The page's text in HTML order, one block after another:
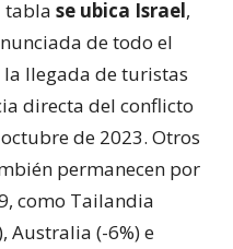
tabla se ubica Israel,
de todo el
llegada de turistas
directa del conflicto
de 2023. Otros
permanecen por
como Tailandia
Australia (-6%) e